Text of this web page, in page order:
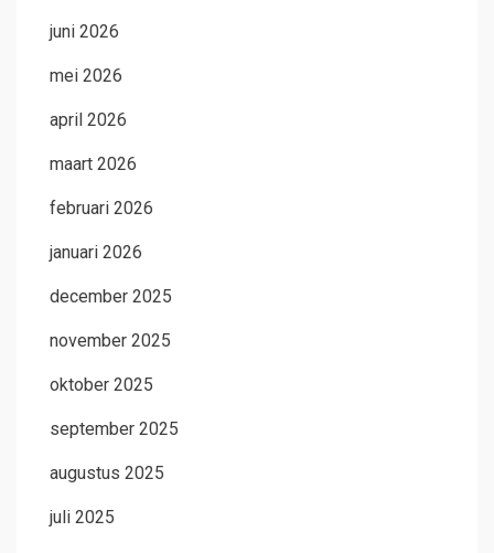
juni 2026
mei 2026
april 2026
maart 2026
februari 2026
januari 2026
december 2025
november 2025
oktober 2025
september 2025
augustus 2025
juli 2025